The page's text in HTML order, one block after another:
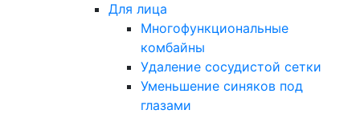
Для лица
Многофункциональные
комбайны
Удаление сосудистой сетки
Уменьшение синяков под
глазами